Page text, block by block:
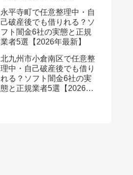
永平寺町で任意整理中・自
己破産後でも借りれる？ソ
フト闇金6社の実態と正規
業者5選【2026年最新】
北九州市小倉南区で任意整
理中・自己破産後でも借り
れる？ソフト闇金6社の実
態と正規業者5選【2026年